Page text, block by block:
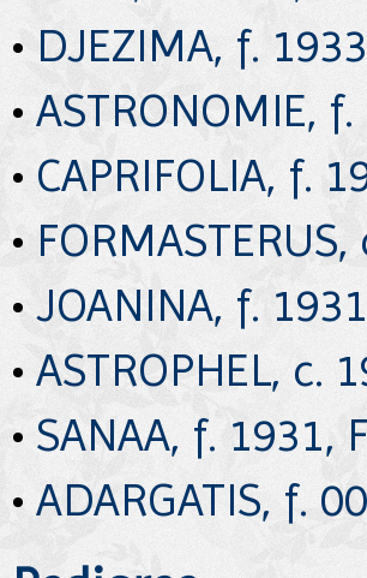
• DJEZIMA, f.
•ASTRONOMIE,
• CAPRIFOLIA, f.
•
• JOANINA, f.
• ASTROPHEL, c.
• SANAA, f. 1931,
• ADARGATIS, f.